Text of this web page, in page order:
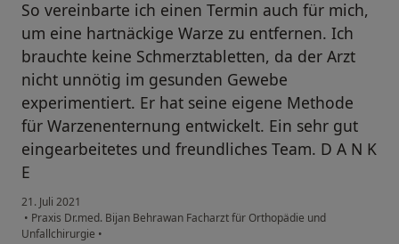
So vereinbarte ich einen Termin auch für mich,
um eine hartnäckige Warze zu entfernen. Ich
brauchte keine Schmerztabletten, da der Arzt
nicht unnötig im gesunden Gewebe
experimentiert. Er hat seine eigene Methode
für Warzenenternung entwickelt. Ein sehr gut
eingearbeitetes und freundliches Team. D A N K
E
21. Juli 2021
• Praxis Dr.med. Bijan Behrawan Facharzt für Orthopädie und
Unfallchirurgie •